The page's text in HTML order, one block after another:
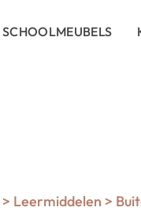
SCHOOLMEUBELS
> Leermiddelen >